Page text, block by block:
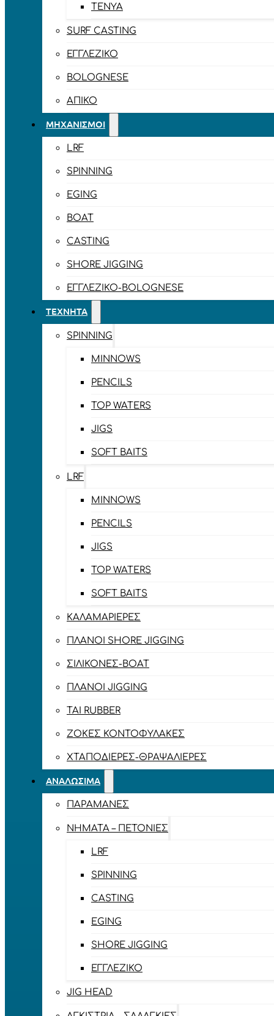
TENYA
SURF CASTING
ΕΓΓΛΈΖΙΚΟ
BOLOGNESE
ΑΠΊΚΟ
ΜΗΧΑΝΙΣΜΟΊ
LRF
SPINNING
EGING
BOAT
CASTING
SHORE JIGGING
ΕΓΓΛΈΖΙΚΟ-BOLOGNESE
ΤΕΧΝΗΤΆ
SPINNING
MINNOWS
PENCILS
TOP WATERS
JIGS
SOFT BAITS
LRF
MINNOWS
PENCILS
JIGS
TOP WATERS
SOFT BAITS
ΚΑΛΑΜΑΡΙΈΡΕΣ
ΠΛΆΝΟΙ SHORE JIGGING
ΣΙΛΙΚΌΝΕΣ-BOAT
ΠΛΆΝΟΙ JIGGING
TAI RUBBER
ΖΌΚΕΣ ΚΟΝΤΟΦΎΛΑΚΕΣ
ΧΤΑΠΟΔΙΈΡΕΣ-ΘΡΑΨΑΛΙΈΡΕΣ
ΑΝΑΛΏΣΙΜΑ
ΠΑΡΑΜΆΝΕΣ
ΝΉΜΑΤΑ – ΠΕΤΟΝΙΈΣ
LRF
SPINNING
CASTING
EGING
SHORE JIGGING
ΕΓΓΛΈΖΙΚΟ
JIG HEAD